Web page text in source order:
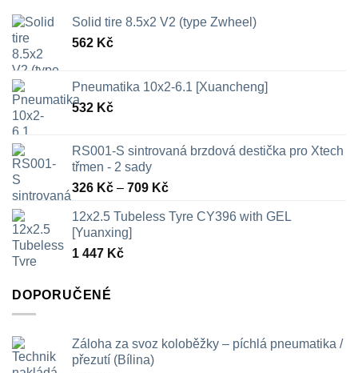
Solid tire 8.5x2 V2 (type Zwheel)
562 Kč
Pneumatika 10x2-6.1 [Xuancheng]
532 Kč
RS001-S sintrovaná brzdová destička pro Xtech
třmen - 2 sady
326 Kč – 709 KčRozpětí
326 Kč
12x2.5 Tubeless Tyre CY396 with GEL
[Yuanxing]
1 447 Kč
DOPORUČENÉ
Záloha za svoz koloběžky – píchlá pneumatika /
přezutí (Bílina)